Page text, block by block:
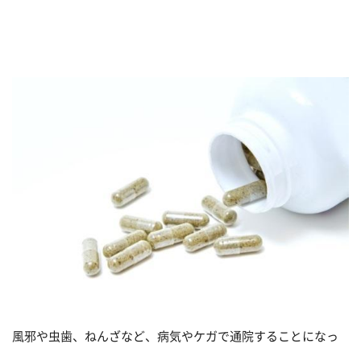
風邪や虫歯、ねんざなど、病気やケガで通院することになっ